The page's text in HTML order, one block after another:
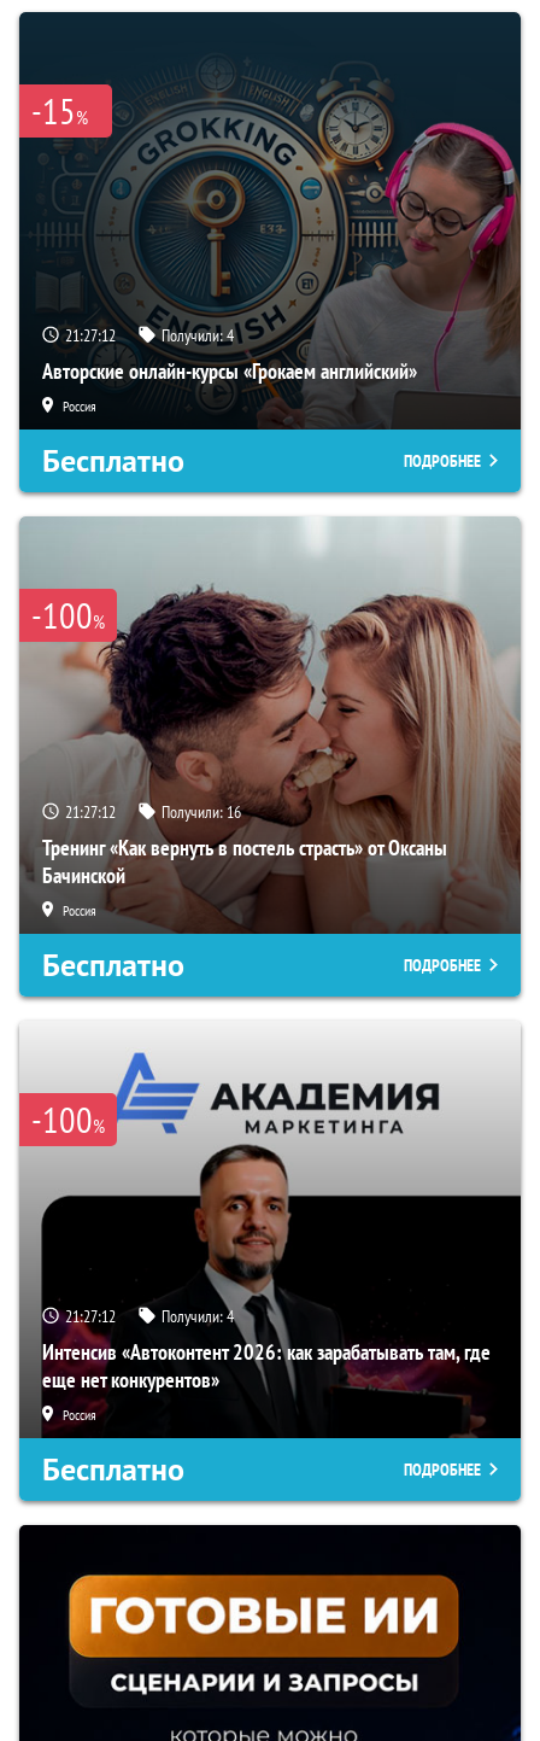
-15%
21:27:12 Получили:4
Авторские онлайн-курсы «Грокаем английский»
Россия
Бесплатно ПОДРОБНЕЕ
-100%
21:27:12 Получили:16
Тренинг «Как вернуть в постель страсть» от Оксаны
Бачинской
Россия
Бесплатно ПОДРОБНЕЕ
-100%
21:27:12 Получили:4
Интенсив «Автоконтент 2026: как зарабатывать там, где
еще нет конкурентов»
Россия
Бесплатно ПОДРОБНЕЕ